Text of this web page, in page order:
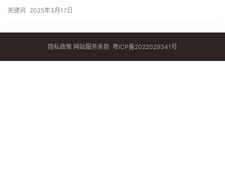
关键词 2025年3月17日
隐私政策 网站服务条款 粤ICP备2022029341号